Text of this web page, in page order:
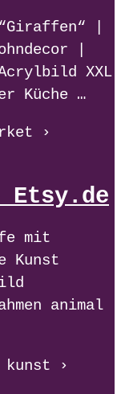
|
|
Acrylbild XXL
Küche …
›
Etsy.de
mit
Kunst
animal
›